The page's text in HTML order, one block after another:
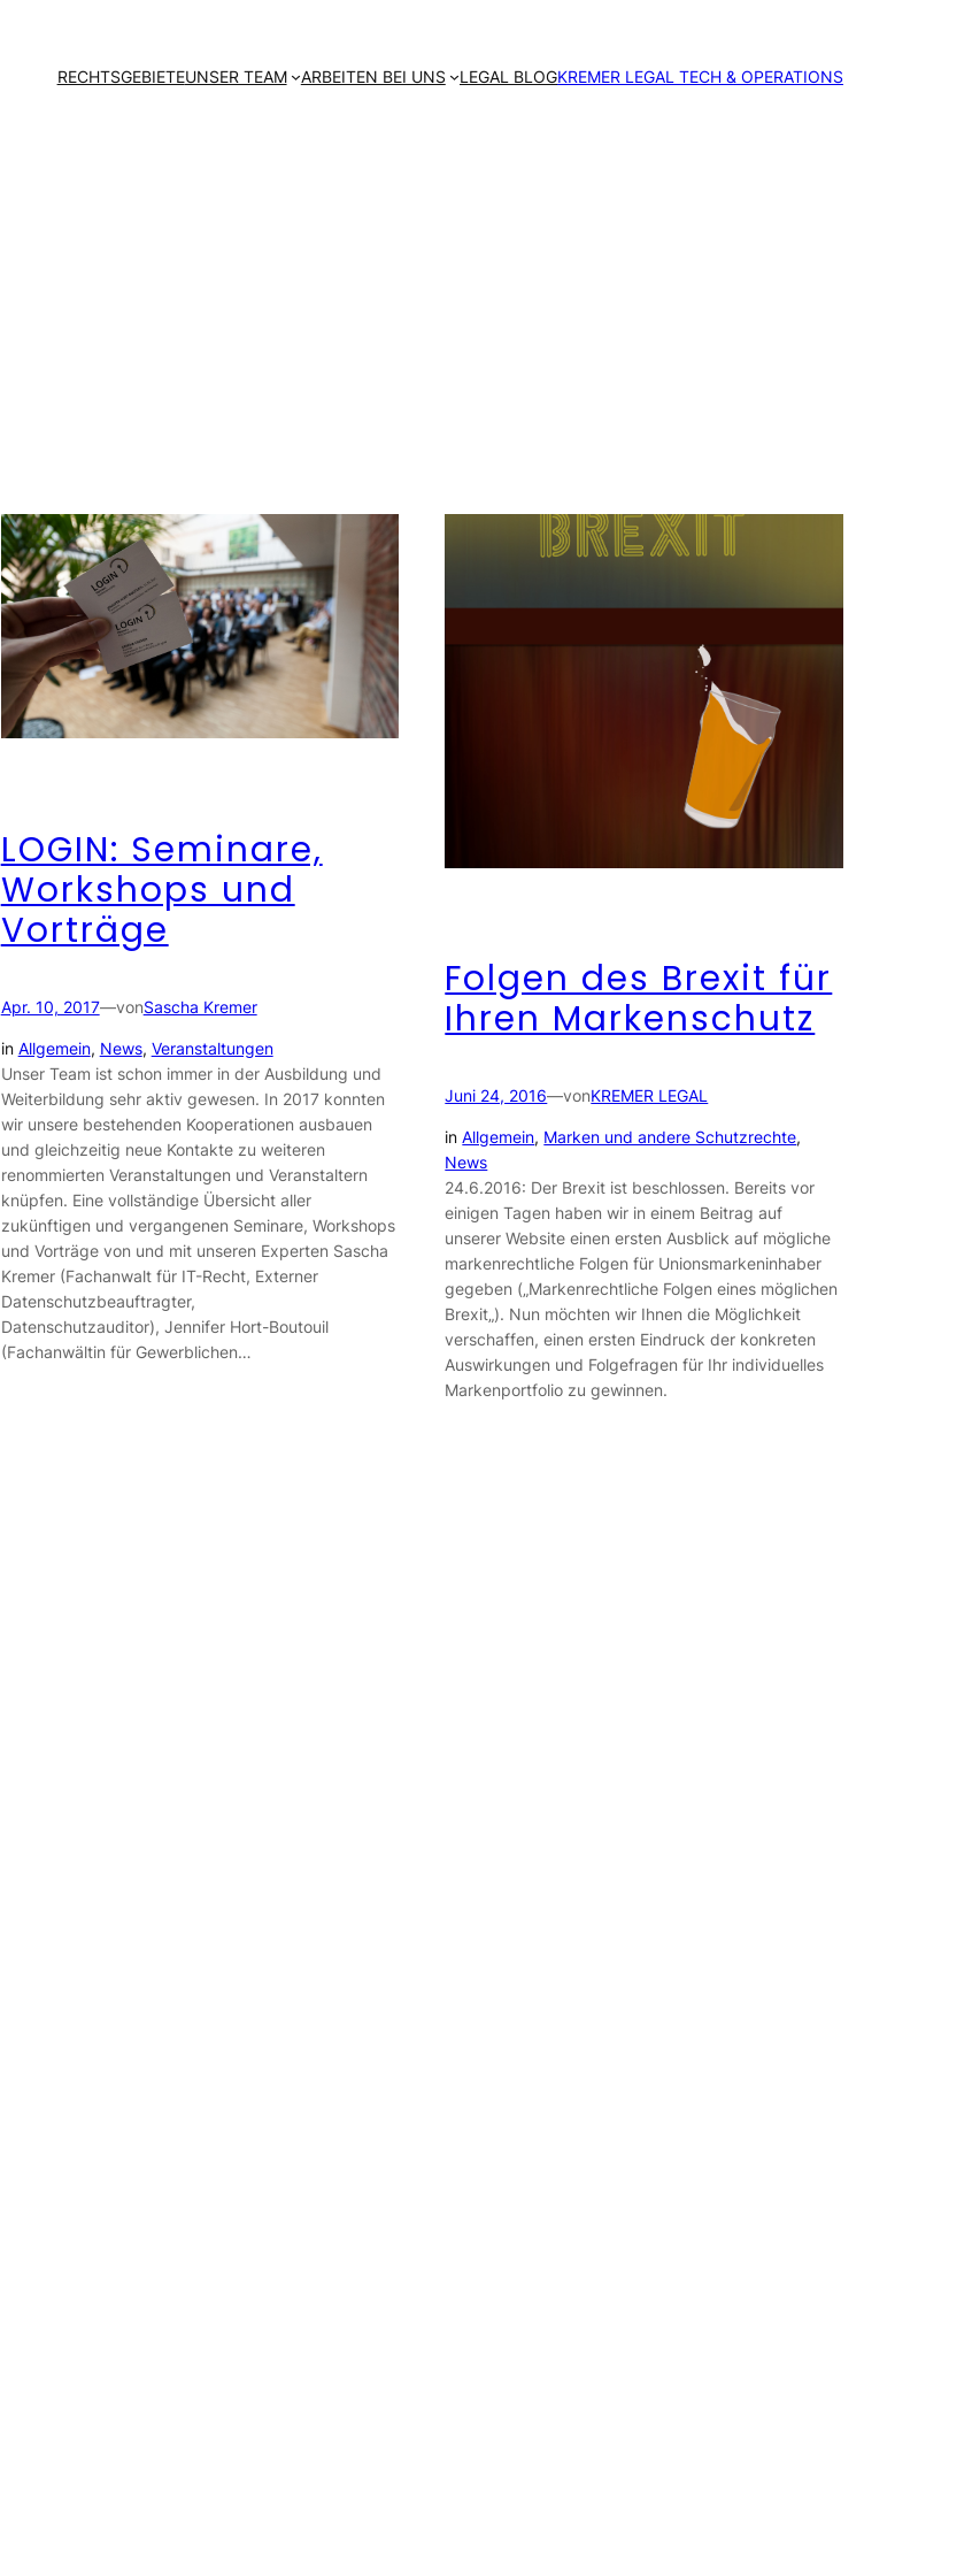
RECHTSGEBIETEUNSER TEAM ARBEITEN BEI UNS LEGAL BLOGKREMER LEGAL TECH & OPERATIONS
LOGIN: Seminare,
Workshops und
Vorträge
Apr. 10, 2017—vonSascha Kremer
in Allgemein, News, Veranstaltungen
Unser Team ist schon immer in der Ausbildung und
Weiterbildung sehr aktiv gewesen. In 2017 konnten
wir unsere bestehenden Kooperationen ausbauen
und gleichzeitig neue Kontakte zu weiteren
renommierten Veranstaltungen und Veranstaltern
knüpfen. Eine vollständige Übersicht aller
zukünftigen und vergangenen Seminare, Workshops
und Vorträge von und mit unseren Experten Sascha
Kremer (Fachanwalt für IT-Recht, Externer
Datenschutzbeauftragter,
Datenschutzauditor), Jennifer Hort-Boutouil
(Fachanwältin für Gewerblichen…
Folgen des Brexit für
Ihren Markenschutz
Juni 24, 2016—vonKREMER LEGAL
inAllgemein, Marken und andere Schutzrechte
News
24.6.2016: Der Brexit ist beschlossen. Bereits vor
einigen Tagen haben wir in einem Beitrag auf
unserer Website einen ersten Ausblick auf mögliche
markenrechtliche Folgen für Unionsmarkeninhaber
gegeben („Markenrechtliche Folgen eines möglichen
Brexit„). Nun möchten wir Ihnen die Möglichkeit
verschaffen, einen ersten Eindruck der konkreten
Auswirkungen und Folgefragen für Ihr individuelles
Markenportfolio zu gewinnen.